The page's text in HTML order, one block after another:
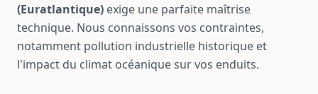
(Euratlantique) exige une parfaite maîtrise
technique. Nous connaissons vos contraintes,
notamment pollution industrielle historique et
l'impact du climat océanique sur vos enduits.